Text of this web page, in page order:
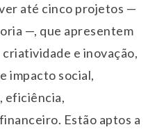
até cinco projetos —
—, que apresentem
e inovação,
impacto social,
eficiência,
Estão aptos a